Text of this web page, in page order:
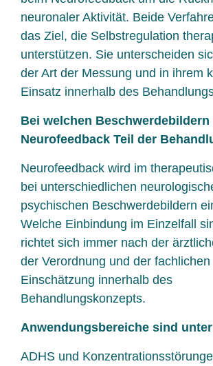
neuronaler Aktivität. Beide
das Ziel, die Selbstregulation
unterstützen. Sie unterscheiden
der Art der Messung und in ihrem
Einsatz innerhalb des
Bei welchen Beschwerdebildern
Neurofeedback Teil der
Neurofeedback wird im
bei unterschiedlichen
psychischen Beschwerdebildern
Welche Einbindung im Einzelfall
richtet sich immer nach der
der Verordnung und der fachlichen
Einschätzung innerhalb des
Behandlungskonzepts.
Anwendungsbereiche sind
ADHS und